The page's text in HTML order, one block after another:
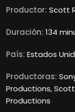
Productor: Scott
Duración: 134
País: Estados
Productoras:
Productions,
Productions